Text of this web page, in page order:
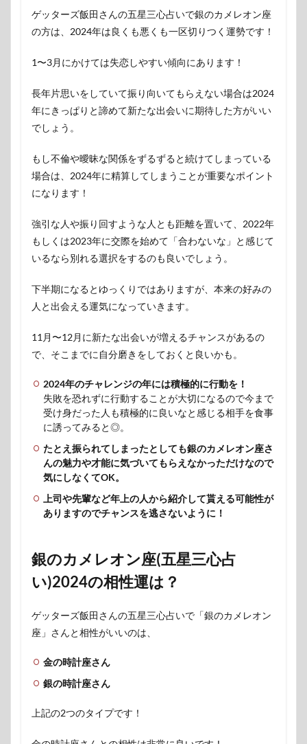
ゲッターズ飯田さんの五星三心占いで銀のカメレオン座
の方は、2024年は良くも悪くも一区切りつく運勢です！
1〜3月にかけては失恋しやすい傾向にあります！
長年片思いをしていて振り向いてもらえない場合は2024
年にきっぱりと諦めて新たな出会いに期待した方がいい
でしょう。
もし不倫や曖昧な関係をずるずると続けてしまっている
場合は、2024年に精算してしまうことが重要なポイント
になります！
強引な人や振り回すような人とも距離を置いて、2022年
もしくは2023年に交際を始めて「合わないな」と感じて
いるなら別れる選択をするのも良いでしょう。
下半期になるとゆっくりではありますが、本来の好みの
人と出会える運気になっていきます。
11月〜12月に新たな出会いが増えるチャンスがあるの
で、そこまでに自分磨きをしておくと良いかも。
2024年のチャレンジの年には積極的に行動を！
失敗を恐れずに行動することが大切になるので今まで
受け身だった人も積極的に良いなと感じる相手を食事
に誘ってみると◎。
たとえ振られてしまったとしても銀のカメレオン座さ
んの魅力や才能に気づいてもらえなかっただけなので
気にしなくてOK。
上司や先輩など年上の人から紹介して貰える可能性が
ありますのでチャンスを逃さないように！
銀のカメレオン座(五星三心占
い)2024の相性運は？
ゲッターズ飯田さんの五星三心占いで「銀のカメレオン
座」さんと相性がいいのは、
金の時計座さん
銀の時計座さん
上記の2つのタイプです！